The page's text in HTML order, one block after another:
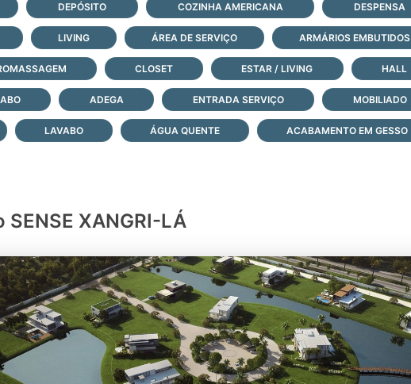
DEPÓSITO COZINHA AMERICANA DESPENSA
LIVING ÁREA DE SERVIÇO ARMÁRIOS EMBUTIDOS
CLOSET ESTAR / LIVING HALL
ADEGA ENTRADA SERVIÇO MOBILIADO
LAVABO ÁGUA QUENTE ACABAMENTO EM GESSO
SENSE XANGRI-LÁ